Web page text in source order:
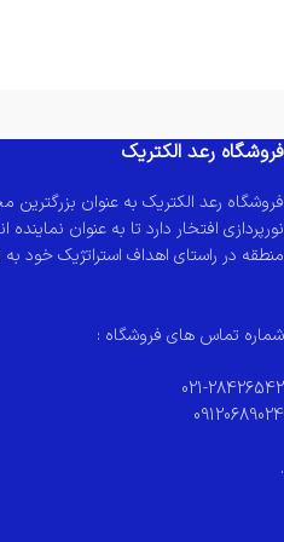
فروشگاه رعد الکتریک
فروشگاه رعد الکتریک به عنوان
نورپردازی افتخار دارد تا به عنوان
منطقه در راستای اهداف استراتژیک خود
شماره تماس های فروشگاه :
021-28426542
09120689024
.